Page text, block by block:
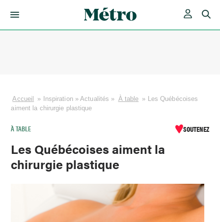
Accueil » Inspiration»Actualités » À table » Les Québécoises
aiment la chirurgie plastique
À TABLE SOUTENEZ
Les Québécoises aiment la
chirurgie plastique